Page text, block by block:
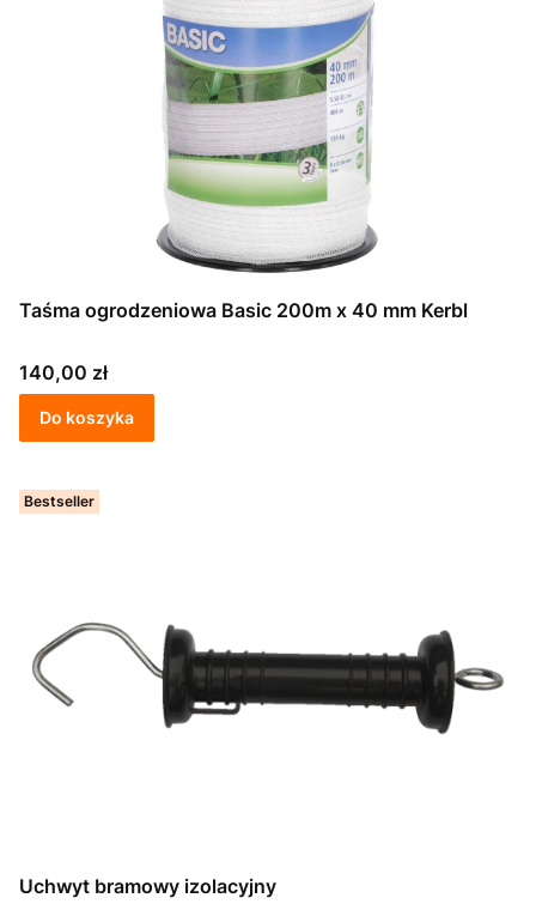
Taśma ogrodzeniowa Basic 200m x 40 mm Kerbl
Cena
140,00 zł
Do koszyka
Bestseller
Uchwyt bramowy izolacyjny